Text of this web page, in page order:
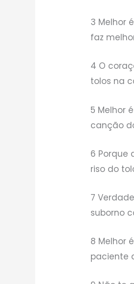
3 Melhor
faz
4 O
tolos na
5 Melhor
canção
6 Porque
riso do
7
suborno
8 Melhor
paciente